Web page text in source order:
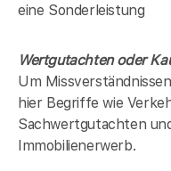
eine Sonderleistung
Wertgutachten oder
Um
hier Begriffe wie
Sachwertgutachten
Immobilienerwerb.